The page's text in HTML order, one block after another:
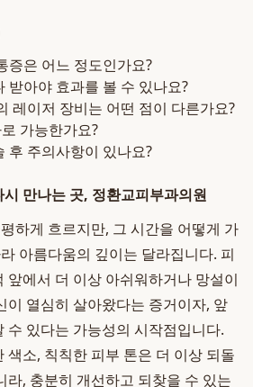
증은 어느 정도인가요?
받아야 효과를 볼 수 있나요?
레이저 장비는 어떤 점이 다른가요?
가능한가요?
후 주의사항이 있나요?
만나는 곳, 정환교피부과의원
하게 흐르지만, 그 시간을 어떻게 가
아름다움의 깊이는 달라집니다. 피
앞에서 더 이상 아쉬워하거나 망설이
이 열심히 살아왔다는 증거이자, 앞
수 있다는 가능성의 시작점입니다.
색소, 칙칙한 피부 톤은 더 이상 되돌
라, 충분히 개선하고 되찾을 수 있는